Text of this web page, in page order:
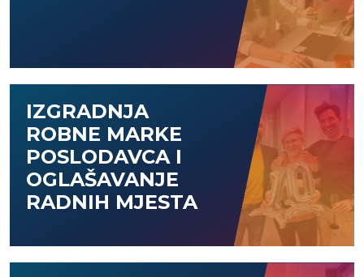
IZGRADNJA
ROBNE MARKE
POSLODAVCA I
OGLAŠAVANJE
RADNIH MJESTA